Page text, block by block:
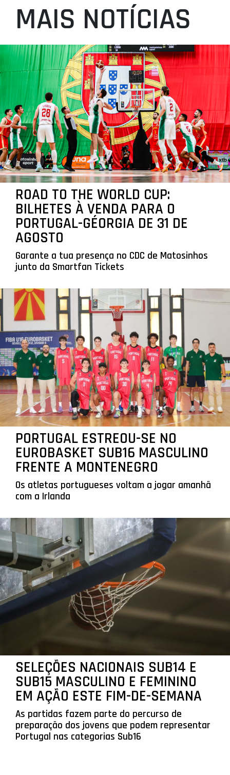
MAIS NOTÍCIAS
ROAD TO THE WORLD CUP:
BILHETES À VENDA PARA O
PORTUGAL-GÉORGIA DE 31 DE
AGOSTO
Garante a tua presença no CDC de Matosinhos
junto da Smartfan Tickets
PORTUGAL ESTREOU-SE NO
EUROBASKET SUB16 MASCULINO
FRENTE A MONTENEGRO
Os atletas portugueses voltam a jogar amanhã
com a Irlanda
SELEÇÕES NACIONAIS SUB14 E
SUB15 MASCULINO E FEMININO
EM AÇÃO ESTE FIM-DE-SEMANA
As partidas fazem parte do percurso de
preparação dos jovens que podem representar
Portugal nas categorias Sub16